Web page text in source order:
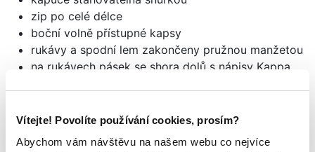
Vítejte! Povolíte používání cookies, prosím?
Abychom vám návštěvu na našem webu co nejvíce
zip po celé délce
boční volně přístupné kapsy
rukávy a spodní lem zakončeny pružnou manžetou
na rukávech pásek se shora dolů s nápisy Kappa